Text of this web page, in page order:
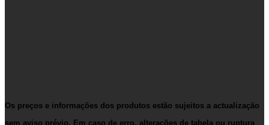
Os preços e informações dos produtos estão sujeitos a actualização
sem aviso prévio. Em caso de erro, alterações de tabela ou ruptura